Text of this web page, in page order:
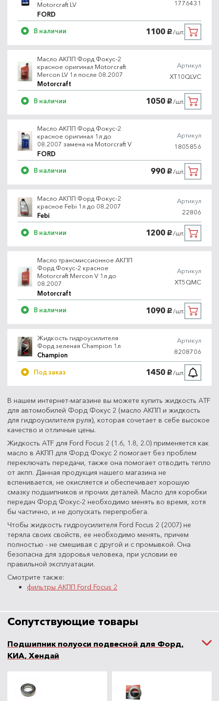
Motorcraft LV
FORD
1776431
В наличии 1100 руб./шт.
Масло АКПП Форд Фокус-2
красное оригинал Motorcraft
Mercon LV 1л после 08.2007
Motorcraft
Артикул
XT10QLVC
В наличии 1050 руб./шт.
Масло АКПП Форд Фокус-2
красное оригинал 1л до
08.2007 замена на Motorcraft V
FORD
Артикул
1805856
В наличии 990 руб./шт.
Масло АКПП Форд Фокус-2
красное Febi 1л до 08.2007
Febi
Артикул
22806
В наличии 1200 руб./шт.
Масло трансмиссионное АКПП
Форд Фокус-2 красное
Motorcraft Mercon V 1л до
08.2007
Motorcraft
Артикул
XT5QMC
В наличии 1090 руб./шт.
Жидкость гидроусилителя
Форд зеленая Champion 1л
Champion
Артикул
8208706
Под заказ 1450 руб./шт.
В нашем интернет-магазине вы можете купить жидкость ATF
для автомобилей Форд Фокус 2 (масло АКПП и жидкость
для гидроусилителя руля), которая сочетает в себе высокое
качество и отличные цены.
Жидкость ATF для Ford Focus 2 (1.6, 1.8, 2.0) применяется как
масло в АКПП для Форд Фокус 2 помогает без проблем
переключать передачи, также она помогает отводить тепло
от акпп. Данная продукция нашего магазина не
вспенивается, не окисляется и обеспечивает хорошую
смазку подшипников и прочих деталей. Масло для коробки
передач Форд Фокус-2 необходимо менять во время, хотя
бы частично, и не допускать перепробега.
Чтобы жидкость гидроусилителя Ford Focus 2 (2007) не
теряла своих свойств, ее необходимо менять, причем
полностью - не смешивая с другой и с промывкой. Она
безопасна для здоровья человека, при условии ее
правильной эксплуатации.
Смотрите также:
фильтры АКПП Ford Focus 2
Сопутствующие товары
Подшипник полуоси подвесной для Форд,
КИА, Хендай